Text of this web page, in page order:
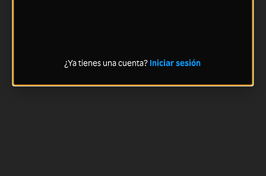
¿Ya tienes una cuenta? Iniciar sesión